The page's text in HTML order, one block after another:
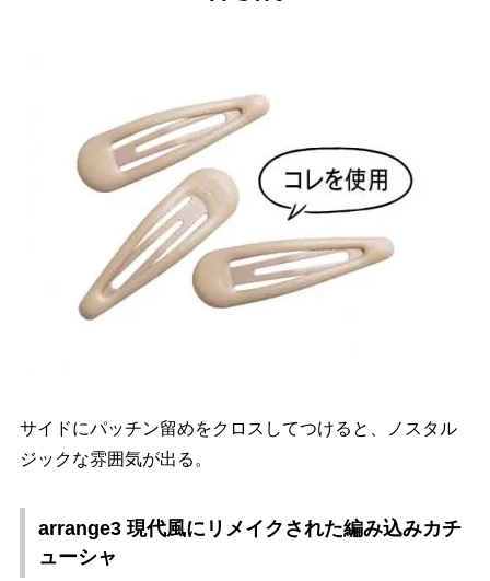
サイドにパッチン留めをクロスしてつけると、ノスタル
ジックな雰囲気が出る。
arrange3 現代風にリメイクされた編み込みカチ
ューシャ